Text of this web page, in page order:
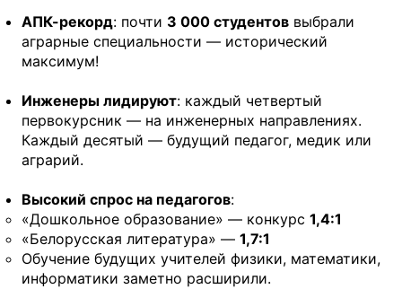
АПК-рекорд: почти 3 000 студентов выбрали
аграрные специальности — исторический
максимум!
Инженеры лидируют: каждый четвертый
первокурсник — на инженерных направлениях.
Каждый десятый — будущий педагог, медик или
аграрий.
Высокий спрос на педагогов:
«Дошкольное образование» — конкурс 1,4:1
«Белорусская литература» — 1,7:1
Обучение будущих учителей физики, математики,
информатики заметно расширили.